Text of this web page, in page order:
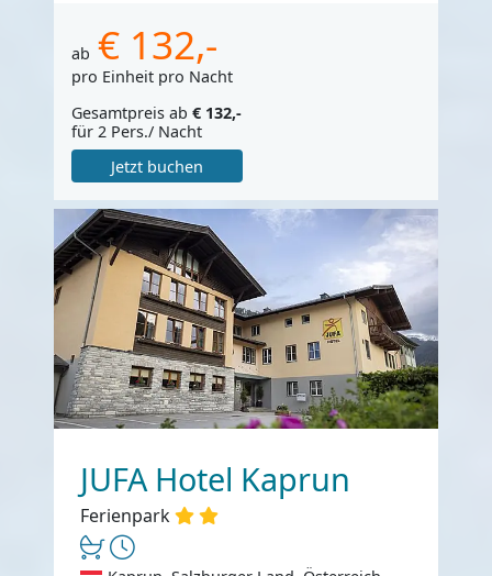
ab € 132,-
pro Einheit pro Nacht
Gesamtpreis ab € 132,-
für 2 Pers./ Nacht
Jetzt buchen
JUFA Hotel Kaprun
Ferienpark